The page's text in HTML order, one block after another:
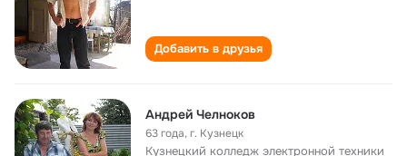
Добавить в друзья
Андрей Челноков
63 года,г. Кузнецк
Кузнецкий колледж электронной техники